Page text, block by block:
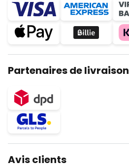
Partenaires de livraison
Avis clients